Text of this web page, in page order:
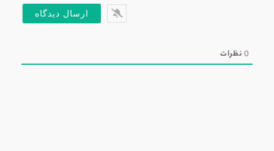
0نظرات